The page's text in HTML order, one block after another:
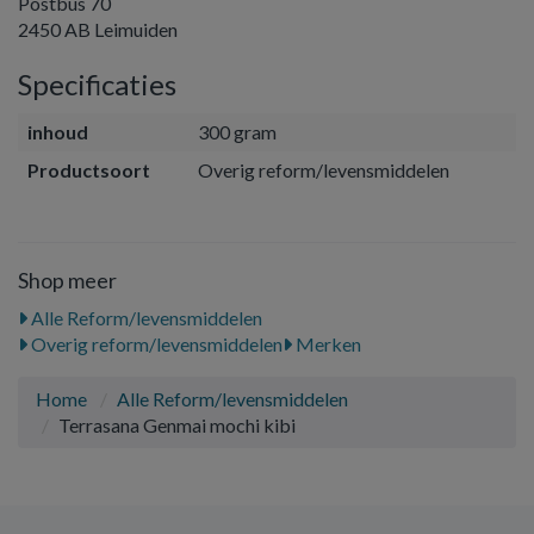
2450 AB Leimuiden
Specificaties
inhoud
300 gram
Productsoort
Overig reform/levensmiddelen
Shop meer
Alle Reform/levensmiddelen
Overig reform/levensmiddelen
Merken
Home
Alle Reform/levensmiddelen
Terrasana Genmai mochi kibi